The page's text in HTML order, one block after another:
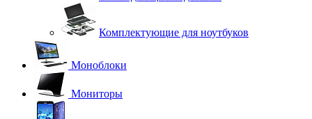
Комплектующие для ноутбуков
Моноблоки
Мониторы